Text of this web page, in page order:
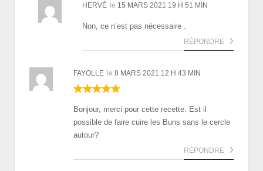
HERVÉ le 15 MARS 2021 19 H 51 MIN
Non, ce n’est pas nécessaire .
RÉPONDRE
FAYOLLE le 8 MARS 2021 12 H 43 MIN
Bonjour, merci pour cette recette. Est il
possible de faire cuire les Buns sans le cercle
autour?
RÉPONDRE